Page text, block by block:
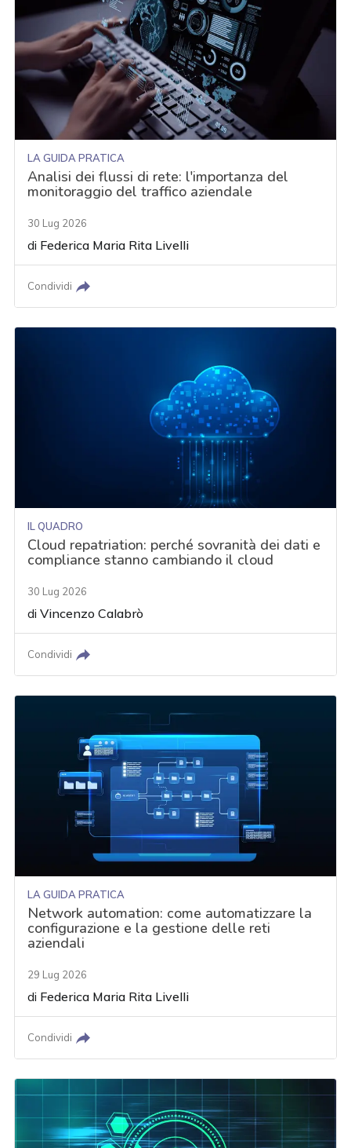
LA GUIDA PRATICA
Analisi dei flussi di rete: l'importanza del
monitoraggio del traffico aziendale
30 Lug 2026
di Federica Maria Rita Livelli
Condividi
IL QUADRO
Cloud repatriation: perché sovranità dei dati e
compliance stanno cambiando il cloud
30 Lug 2026
diVincenzo Calabrò
Condividi
LA GUIDA PRATICA
Network automation: come automatizzare la
configurazione e la gestione delle reti
aziendali
29 Lug 2026
di Federica Maria Rita Livelli
Condividi